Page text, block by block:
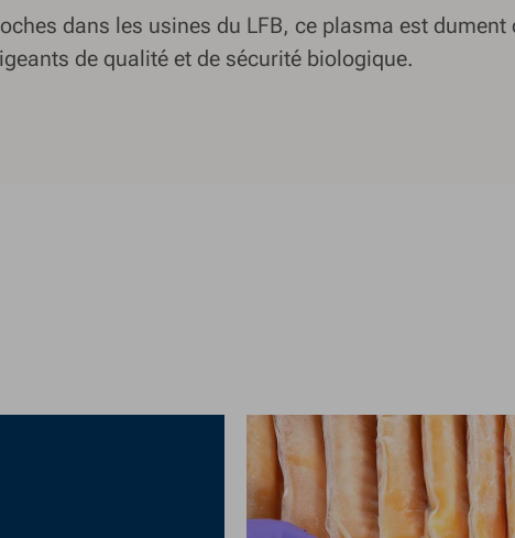
dans les usines du LFB, ce plasma est dument
de qualité et de sécurité biologique.